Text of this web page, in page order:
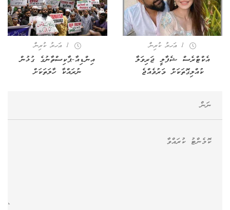
1 އަހރު ކުރިން
އެކްޓްރެސް ޝެފާލީ ޖަރިވަލާ
ކުއްލިގޮތަކަށް މަރުވެއްޖެ
1 އަހރު ކުރިން
އިންޑިއާ-ޕާކިސްތާނުގެ ގުޅުން
ނުރައްކާ ހާލަތަކަށް